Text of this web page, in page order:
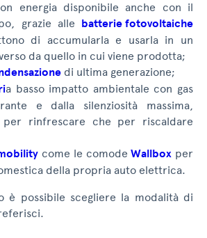
energia disponibile anche con il
grazie alle batterie fotovoltaiche
di accumularla e usarla in un
da quello in cui viene prodotta;
di ultima generazione;
a basso impatto ambientale con gas
e dalla silenziosità massima,
rinfrescare che per riscaldare
come le comodeWallbox per
della propria auto elettrica.
è possibile scegliere la modalità di